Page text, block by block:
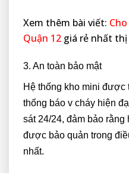
Xem thêm bài viết:
Quận 12 giá rẻ nhất
3. An toàn bảo mật
Hệ thống kho mini được
thống báo v cháy hiện
sát 24/24, đảm bảo
được bảo quản trong
nhất.